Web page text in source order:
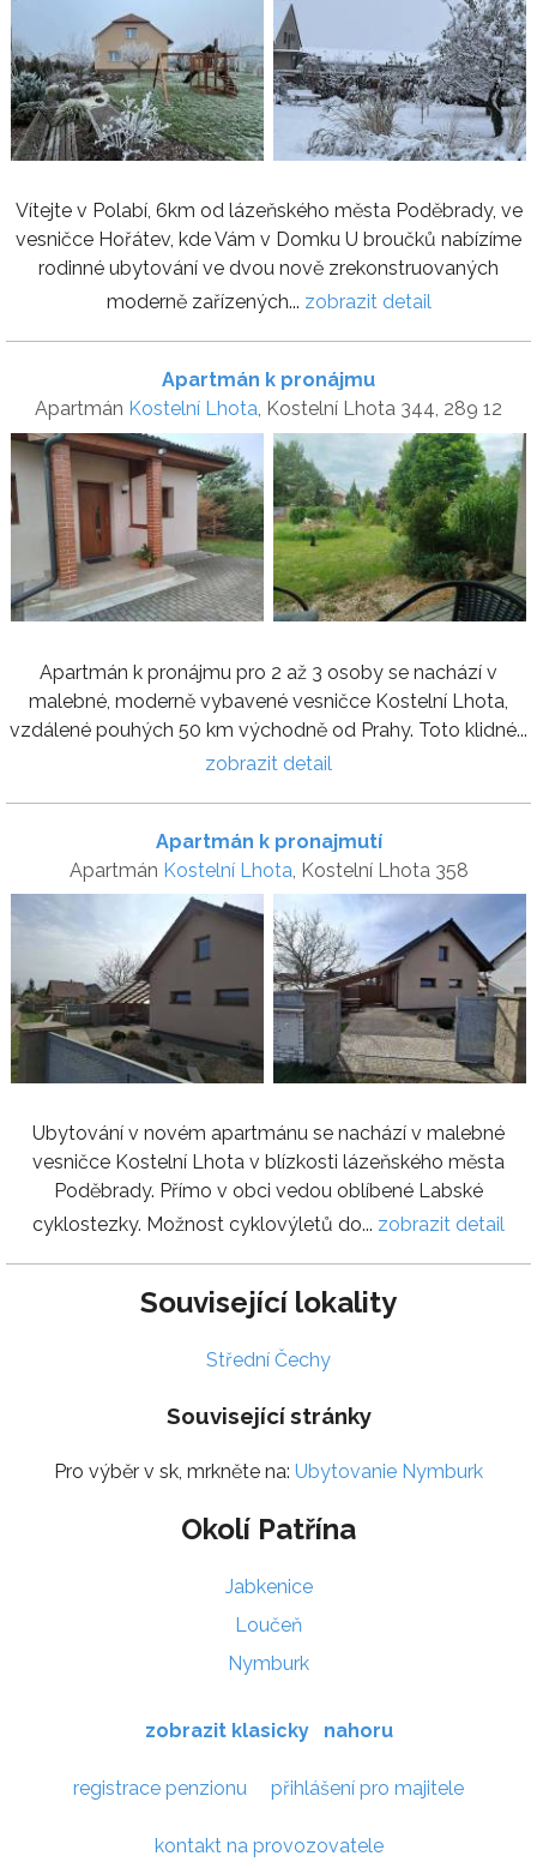
Vítejte v Polabí, 6km od lázeňského města Poděbrady, ve
vesničce Hořátev, kde Vám v Domku U broučků nabízíme
rodinné ubytování ve dvou nově zrekonstruovaných
moderně zařízených... zobrazit detail
Apartmán k pronájmu
Apartmán Kostelní Lhota, Kostelní Lhota 344, 289 12
Apartmán k pronájmu pro 2 až 3 osoby se nachází v
malebné, moderně vybavené vesničce Kostelní Lhota,
vzdálené pouhých 50 km východně od Prahy. Toto klidné...
zobrazit detail
Apartmán k pronajmutí
Apartmán Kostelní Lhota , Kostelní Lhota 358
Ubytování v novém apartmánu se nachází v malebné
vesničce Kostelní Lhota v blízkosti lázeňského města
Poděbrady. Přímo v obci vedou oblíbené Labské
cyklostezky. Možnost cyklovýletů do... zobrazit detail
Související lokality
Střední Čechy
Související stránky
Pro výběr v sk, mrkněte na: Ubytovanie Nymburk
Okolí Patřína
Jabkenice
Loučeň
Nymburk
zobrazit klasicky nahoru
registrace penzionu přihlášení pro majitele
kontakt na provozovatele